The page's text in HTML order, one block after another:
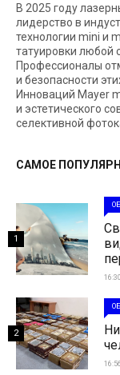
В 2025 году
лидерство в
технологии mini и
татуировки любой
Профессионалы
и безопасности
Инноваций Mayer
и эстетического
селективной
САМОЕ
1
2